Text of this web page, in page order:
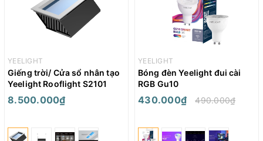
YEELIGHT
Giếng trời/ Cửa sổ nhân tạo
Yeelight Rooflight S2101
8.500.000₫
YEELIGHT
Bóng đèn Yeelight đui cài
RGB Gu10
430.000₫ 490.000₫